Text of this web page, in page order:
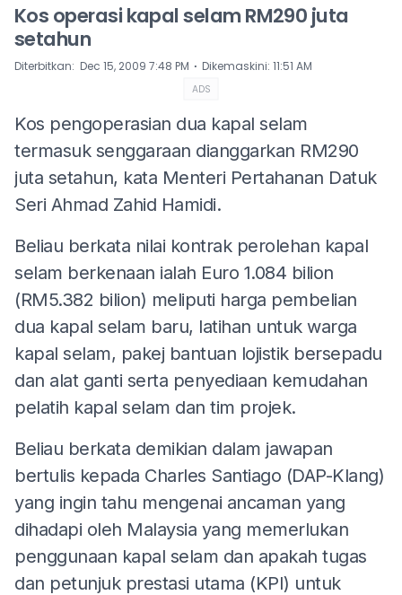
Kos operasi kapal selam RM290 juta
setahun
Diterbitkan: Dec 15, 2009 7:48 PM ⋅ Dikemaskini: 11:51 AM
ADS
Kos pengoperasian dua kapal selam
termasuk senggaraan dianggarkan RM290
juta setahun, kata Menteri Pertahanan Datuk
Seri Ahmad Zahid Hamidi.
Beliau berkata nilai kontrak perolehan kapal
selam berkenaan ialah Euro 1.084 bilion
(RM5.382 bilion) meliputi harga pembelian
dua kapal selam baru, latihan untuk warga
kapal selam, pakej bantuan lojistik bersepadu
dan alat ganti serta penyediaan kemudahan
pelatih kapal selam dan tim projek.
Beliau berkata demikian dalam jawapan
bertulis kepada Charles Santiago (DAP-Klang)
yang ingin tahu mengenai ancaman yang
dihadapi oleh Malaysia yang memerlukan
penggunaan kapal selam dan apakah tugas
dan petunjuk prestasi utama (KPI) untuk